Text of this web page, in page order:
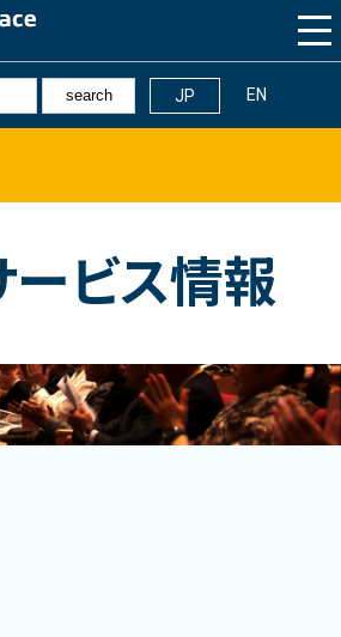
search JP EN
報
・お祭
ービス情報